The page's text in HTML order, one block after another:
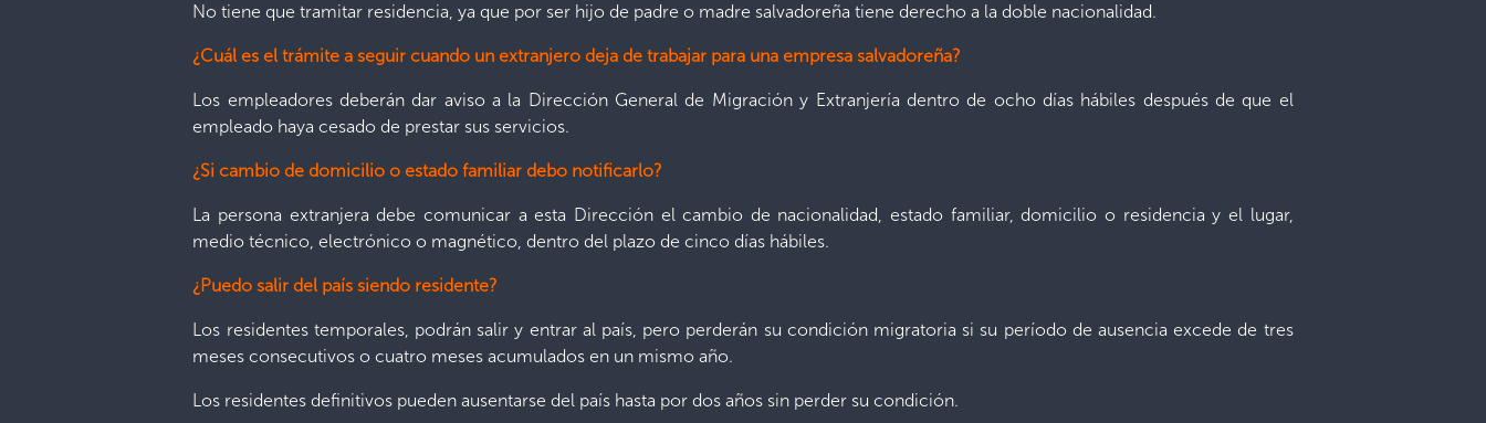
No tiene que tramitar residencia, ya que por ser hijo de padre o madre salvadoreña tiene derecho a la doble nacionalidad.
¿Cuál es el trámite a seguir cuando un extranjero deja de trabajar para una empresa salvadoreña?
Los empleadores deberán dar aviso a la Dirección General de Migración y Extranjería dentro de ocho días hábiles después de que el
empleado haya cesado de prestar sus servicios.
¿Si cambio de domicilio o estado familiar debo notificarlo?
La persona extranjera debe comunicar a esta Dirección el cambio de nacionalidad, estado familiar, domicilio o residencia y el lugar,
medio técnico, electrónico o magnético, dentro del plazo de cinco días hábiles.
¿Puedo salir del país siendo residente?
Los residentes temporales, podrán salir y entrar al país, pero perderán su condición migratoria si su período de ausencia excede de tres
meses consecutivos o cuatro meses acumulados en un mismo año.
Los residentes definitivos pueden ausentarse del país hasta por dos años sin perder su condición.